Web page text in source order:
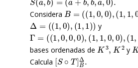
Considera
B= ( 1,0,0),(1,1, 1,
Δ=((1,0),(1, 1)
y
Γ= 1,0,0,0) (1,1,0 0 (1 ,1 1,
bases ordenadas de
K3, K2
y
K
Calcula
[S∘T]BΔ .